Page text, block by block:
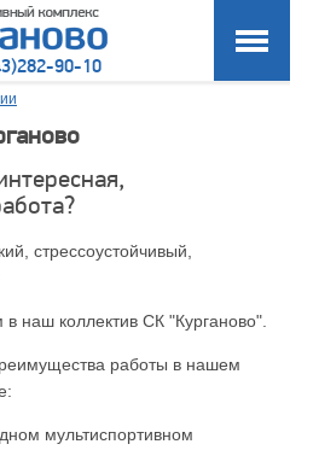
90-10
стрессоустойчивый,
наш коллектив СК "Курганово".
работы в нашем
мультиспортивном